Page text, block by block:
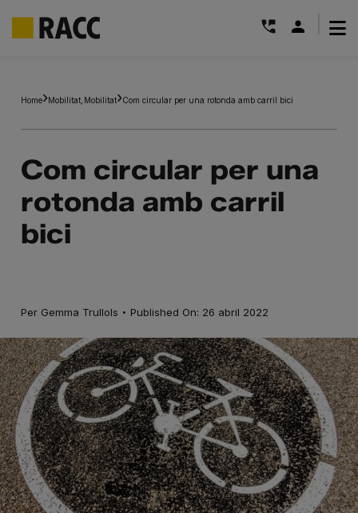
content
Home Mobilitat Mobilitat Com circular per una rotonda amb carril bici
Com circular per una
rotonda amb carril
bici
Per Gemma Trullols · Published On: 26 abril 2022